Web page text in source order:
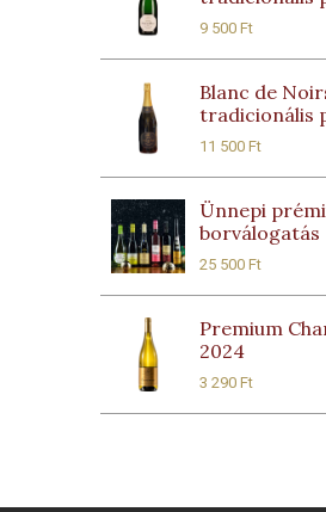
9 500Ft
Blanc de
tradicionális
11 500Ft
Ünnepi
borválogatás
25 500Ft
Premium
2024
3 290Ft